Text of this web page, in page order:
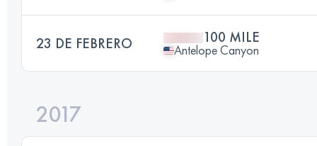
23 DE FEBRERO 100 MILE
Antelope Canyon
2017